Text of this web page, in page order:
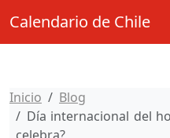
Calendario de Chile
Inicio
Blog
Día internacional del